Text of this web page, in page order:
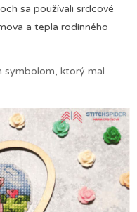
sa používali srdcové
a tepla rodinného
symbolom, ktorý mal